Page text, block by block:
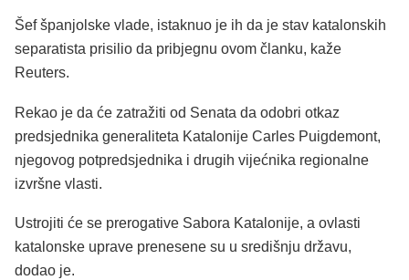
Šef španjolske vlade, istaknuo je ih da je stav katalonskih
separatista prisilio da pribjegnu ovom članku, kaže
Reuters.
Rekao je da će zatražiti od Senata da odobri otkaz
predsjednika generaliteta Katalonije Carles Puigdemont,
njegovog potpredsjednika i drugih vijećnika regionalne
izvršne vlasti.
Ustrojiti će se prerogative Sabora Katalonije, a ovlasti
katalonske uprave prenesene su u središnju državu,
dodao je.